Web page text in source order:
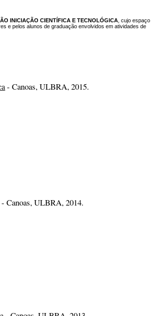
INICIAÇÃO CIENTÍFICA E TECNOLÓGICA , cujo espaço
e pelos alunos de graduação envolvidos em atividades de
- Canoas, ULBRA, 2015.
- Canoas, ULBRA, 2014.